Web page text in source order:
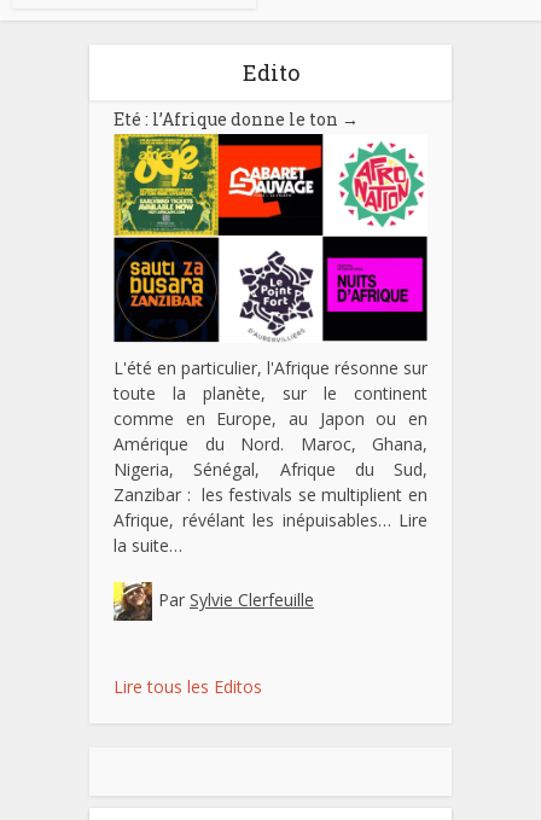
Edito
Eté : l’Afrique donne le ton →
L'été en particulier, l'Afrique résonne sur
toute la planète, sur le continent
comme en Europe, au Japon ou en
Amérique du Nord. Maroc, Ghana,
Nigeria, Sénégal, Afrique du Sud,
Zanzibar : les festivals se multiplient en
Afrique, révélant les inépuisables… Lire
la suite…
Par Sylvie Clerfeuille
Lire tous les Editos